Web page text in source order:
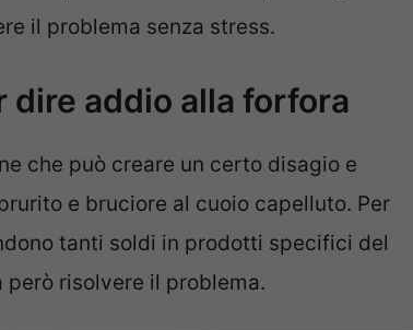
il problema senza stress.
dire addio alla forfora
che può creare un certo disagio e
e bruciore al cuoio capelluto. Per
tanti soldi in prodotti specifici del
risolvere il problema.